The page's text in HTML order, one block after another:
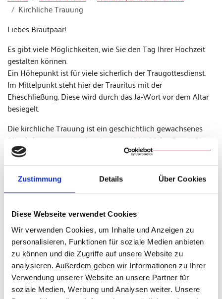
Zustimmung Details Über Cookies
Diese Webseite verwendet Cookies
Wir verwenden Cookies, um Inhalte und Anzeigen zu
personalisieren, Funktionen für soziale Medien anbieten
zu können und die Zugriffe auf unsere Website zu
analysieren. Außerdem geben wir Informationen zu Ihrer
Verwendung unserer Website an unsere Partner für
soziale Medien, Werbung und Analysen weiter. Unsere
Kirchliche Trauung
Liebes Brautpaar!
Es gibt viele Möglichkeiten, wie Sie den Tag Ihrer Hochzeit
gestalten können.
Ein Höhepunkt ist für viele sicherlich der Traugottesdienst.
Im Mittelpunkt steht hier der Trauritus mit der
Eheschließung. Diese wird durch das Ja-Wort vor dem Altar
besiegelt.
Die kirchliche Trauung ist ein geschichtlich gewachsenes
Ritual, das
einem ganz bestimmten Ablauf folgt. Damit Sie
keine Überraschungen erleben, besprechen Sie den Ablauf
der Trauung schon im Vorfeld mit Ihrem Traugeistlichen.
Dabei können Sie auch entscheiden, ob Sie im Rahmen einer
Eucharistiefeier oder im Rahmen eines Wortgottesdienstes
Die Trauung selbst hat folgende Struktur:
Bereitschaftsfragen zur christlichen Ehe
Segnung der Trauringe
Vermählung (Vermählungsspruch mit Bestätigung)
Trausegen